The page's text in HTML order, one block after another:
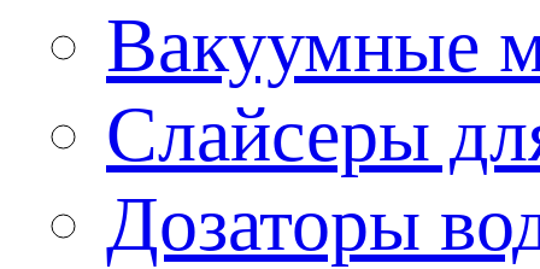
Вакуумные
Слайсеры
Дозаторы